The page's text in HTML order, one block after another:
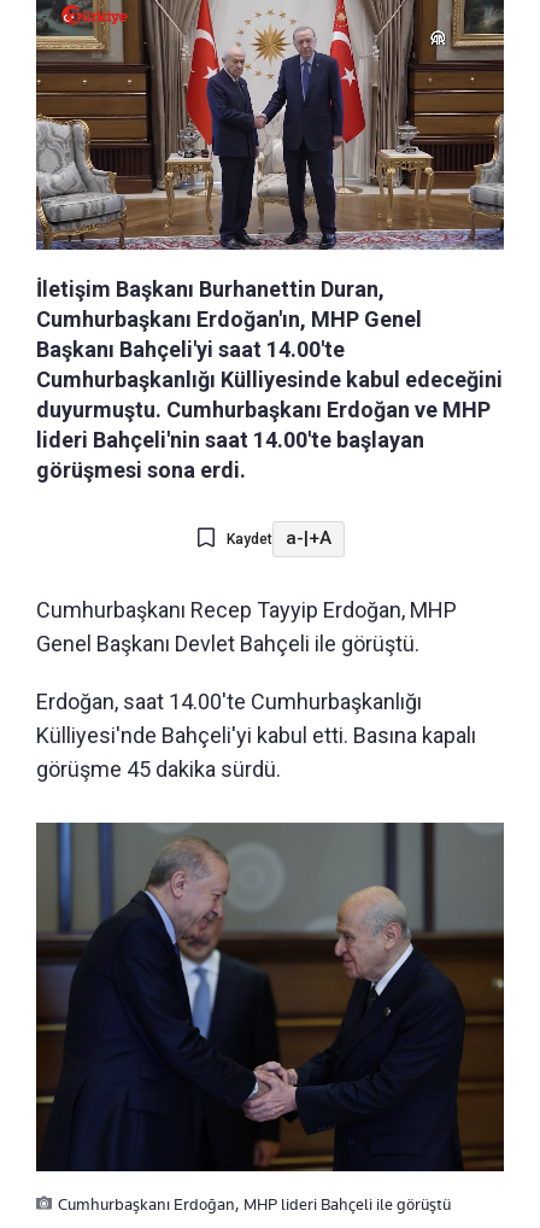
İletişim Başkanı Burhanettin Duran,
Cumhurbaşkanı Erdoğan'ın, MHP Genel
Başkanı Bahçeli'yi saat 14.00'te
Cumhurbaşkanlığı Külliyesinde kabul edeceğini
duyurmuştu. Cumhurbaşkanı Erdoğan ve MHP
lideri Bahçeli'nin saat 14.00'te başlayan
görüşmesi sona erdi.
Kaydet a- +A
Cumhurbaşkanı Recep Tayyip Erdoğan, MHP
Genel Başkanı Devlet Bahçeli ile görüştü.
Erdoğan, saat 14.00'te Cumhurbaşkanlığı
Külliyesi'nde Bahçeli'yi kabul etti. Basına kapalı
görüşme 45 dakika sürdü.
Cumhurbaşkanı Erdoğan, MHP lideri Bahçeli ile görüştü